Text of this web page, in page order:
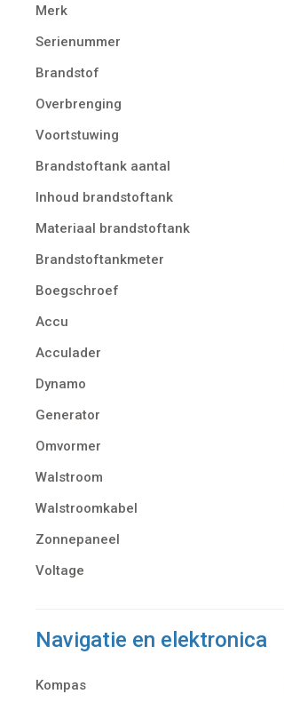
Merk
Serienummer
Brandstof
Overbrenging
Voortstuwing
Brandstoftank aantal
Inhoud brandstoftank
Materiaal brandstoftank
Brandstoftankmeter
Boegschroef
Accu
Acculader
Dynamo
Generator
Omvormer
Walstroom
Walstroomkabel
Zonnepaneel
Voltage
Navigatie en elektronica
Kompas